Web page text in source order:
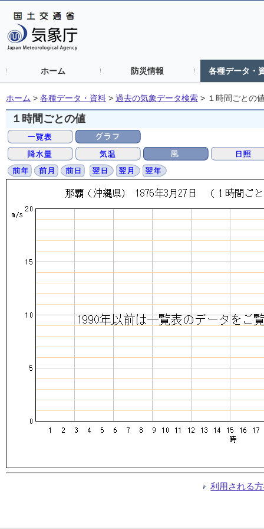
ホーム 防災情報 各種データ・
ホーム > 各種データ・資料 > 過去の気象データ検索 > １時間ごとの
１時間ごとの値
利用される